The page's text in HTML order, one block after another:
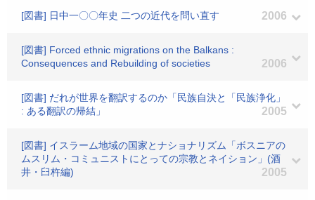
[図書] 日中一〇〇年史 二つの近代を問い直す 2006
[図書] Forced ethnic migrations on the Balkans :
Consequences and Rebuilding of societies
2006
[図書] だれが世界を翻訳するのか「民族自決と「民族浄化」
: ある翻訳の帰結」
2005
[図書] イスラーム地域の国家とナショナリズム「ボスニアの
ムスリム・コミュニストにとっての宗教とネイション」(酒
井・臼杵編)
2005